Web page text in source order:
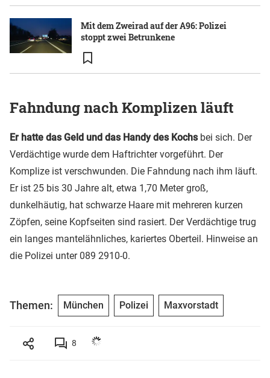
Mit dem Zweirad auf der A96: Polizei
stoppt zwei Betrunkene
Fahndung nach Komplizen läuft
Er hatte das Geld und das Handy des Kochsbei sich. Der
Verdächtige wurde dem Haftrichter vorgeführt. Der
Komplize ist verschwunden. Die Fahndung nach ihm läuft.
Er ist 25 bis 30 Jahre alt, etwa 1,70 Meter groß,
dunkelhäutig, hat schwarze Haare mit mehreren kurzen
Zöpfen, seine Kopfseiten sind rasiert. Der Verdächtige trug
ein langes mantelähnliches, kariertes Oberteil. Hinweise an
die Polizei unter 089 2910-0.
Themen: München Polizei Maxvorstadt
8